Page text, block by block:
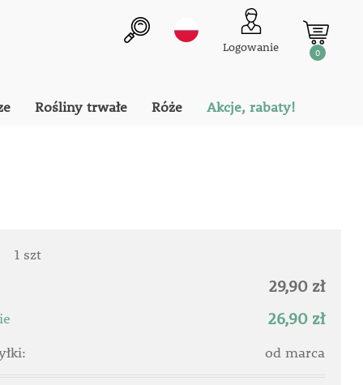
Logowanie 0
Rośliny trwałe Róże Akcje, rabaty!
1 szt
29,90 zł
26,90 zł
od marca